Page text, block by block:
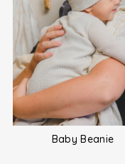
Baby Beanie